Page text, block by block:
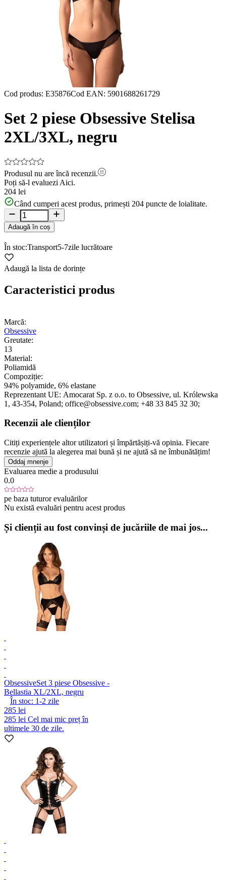
Cod produs: E35876Cod EAN: 5901688261729
Set 2 piese Obsessive Stelisa
2XL/3XL, negru
Produsul nu are încă recenzii.
Poți să-l evaluezi Aici.
204 lei
Când cumperi acest produs, primești 204 puncte de loialitate.
Adaugă în coș
În stoc:Transport5-7zile lucrătoare
Adaugă la lista de dorințe
Caracteristici produs
Marcă:
Obsessive
Greutate:
13
Material:
Poliamidă
Compoziție:
94% polyamide, 6% elastane
Reprezentant UE: Amocarat Sp. z o.o. to Obsessive, ul. Królewska
1 , 43-354, Poland; office@obsessive.com; +48 33 845 32 30;
Recenzii ale clienților
Citiți experiențele altor utilizatori și împărtășiți-vă opinia. Fiecare
recenzie ajută la alegerea mai bună și ne ajută să ne îmbunătățim!
Oddaj mnenje
Evaluarea medie a produsului
0.0
pe baza tuturor evaluărilor
Nu există evaluări pentru acest produs
Și clienții au fost convinși de jucăriile de mai jos...
ObsessiveSet 3 piese Obsessive -
Bellastia XL/2XL, negru
În stoc: 1-2 zile
285 lei
285 lei Cel mai mic preț în
ultimele 30 de zile.